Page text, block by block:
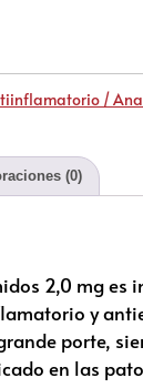
/
(0)
2,0 mg es
y
porte,
en las